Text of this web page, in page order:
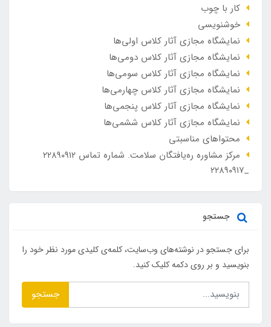
کار با چوب
خوشنویسی
نمایشگاه مجازی آثار کلاس اولی‌ها
نمایشگاه مجازی آثار کلاس دومی‌ها
نمایشگاه مجازی آثار کلاس سومی‌ها
نمایشگاه مجازی آثار کلاس چهارمی‌ها
نمایشگاه مجازی آثار کلاس پنجمی‌ها
نمایشگاه مجازی آثار کلاس ششمی‌ها
محتواهای مناسبتی
مرکز مشاوره ره‌یافتگان سلامت. شماره تماس ۲۲۸۹۰۹۱۲
_۲۲۸۹۰۹۱۷
جستجو
برای جستجو در نوشته‌های وب‌سایت، کلمه‌ی کلیدی مورد نظر خود را
بنویسید و بر روی دکمه کلیک کنید.
جستجو